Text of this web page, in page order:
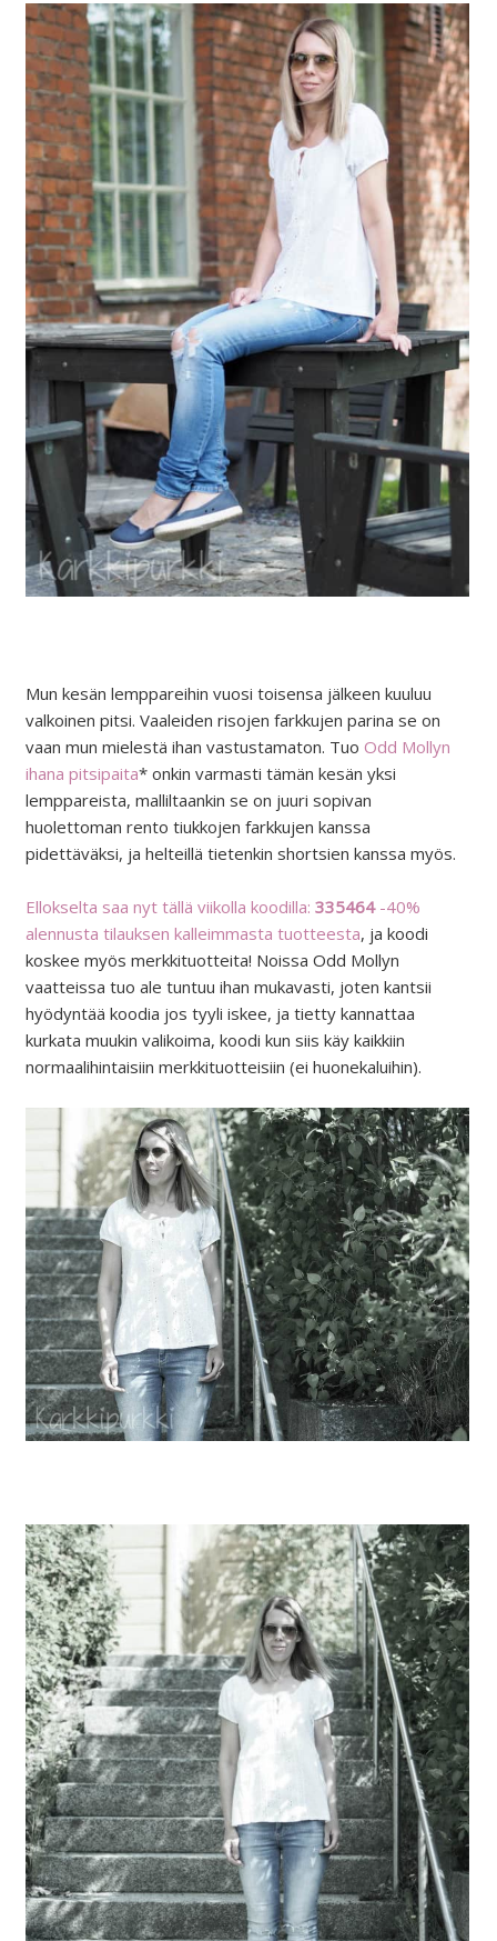
Mun kesän lemppareihin vuosi toisensa jälkeen kuuluu
valkoinen pitsi. Vaaleiden risojen farkkujen parina se on
vaan mun mielestä ihan vastustamaton. Tuo Odd Mollyn
ihana pitsipaita* onkin varmasti tämän kesän yksi
lemppareista, malliltaankin se on juuri sopivan
huolettoman rento tiukkojen farkkujen kanssa
pidettäväksi, ja helteillä tietenkin shortsien kanssa myös.
Ellokselta saa nyt tällä viikolla koodilla: 335464-40%
alennusta tilauksen kalleimmasta tuotteesta, ja koodi
koskee myös merkkituotteita! Noissa Odd Mollyn
vaatteissa tuo ale tuntuu ihan mukavasti, joten kantsii
hyödyntää koodia jos tyyli iskee, ja tietty kannattaa
kurkata muukin valikoima, koodi kun siis käy kaikkiin
normaalihintaisiin merkkituotteisiin (ei huonekaluihin).